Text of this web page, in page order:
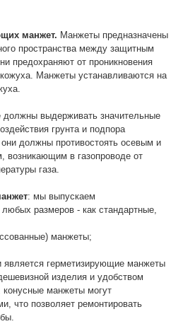
манжет. Манжеты предназначены
пространства между защитным
предохраняют от проникновения
Манжеты устанавливаются на
выдерживать значительные
грунта и подпора
должны противостоять осевым и
в газопроводе от
газа.
: мы выпускаем
размеров - как стандартные,
манжеты;
является герметизирующие манжеты
изделия и удобством
конусные манжеты могут
что позволяет ремонтировать